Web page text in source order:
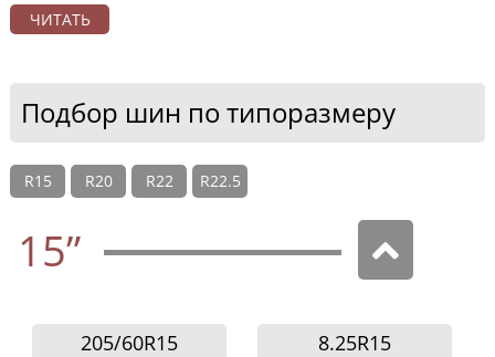
ЧИТАТЬ
Подбор шин по типоразмеру
R15 R20 R22 R22.5
15”
205/60R15 8.25R15